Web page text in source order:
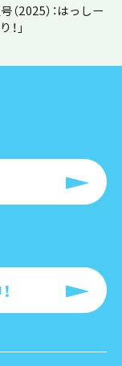
2025）：はっしー
」